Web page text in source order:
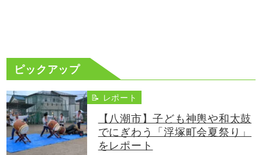
ピックアップ
📝 レポート
【八潮市】子ども神輿や和太鼓
でにぎわう「浮塚町会夏祭り」
をレポート